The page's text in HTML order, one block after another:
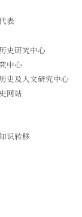
表
史研究中心
中心
史及人文研究中心
网站
识转移